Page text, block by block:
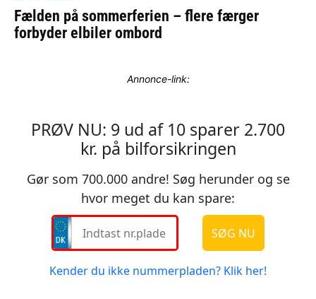
Annonce-link: